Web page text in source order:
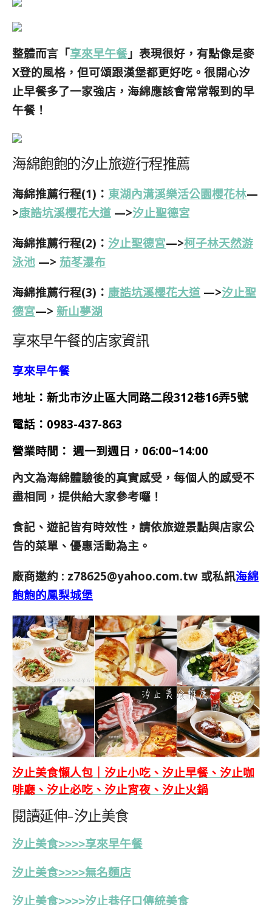
整體而言「享來早午餐 」表現很好，有點像是麥
X登的風格，但可頌跟漢堡都更好吃。 很開心汐
止早餐多了一家強店，海綿應該會常常報到的早
午餐 ！
海綿飽飽的汐止旅遊行程推薦
海綿推薦行程(1)： 東湖內溝溪樂活公園櫻花林—
>康誥坑溪櫻花大道 —>汐止聖德宮
海綿推薦行程(2)： 汐止聖德宮—>柯子林天然游
泳池 —> 茄苳瀑布
海綿推薦行程(3)： 康誥坑溪櫻花大道 —>汐止聖
德宮—> 新山夢湖
享來早午餐的店家資訊
享來早午餐
地址：新北市汐止區大同路二段312巷16弄5號
電話：0983-437-863
營業時間： 週一到週日，06:00~14:00
內文為海綿體驗後的真實感受，每個人的感受不
盡相同，提供給大家參考囉！
食記、遊記皆有時效性，請依旅遊景點與店家公
告的菜單、優惠活動為主。
廠商邀約 : z78625@yahoo.com.tw 或私訊海綿
飽飽的鳳梨城堡
汐止美食懶人包｜汐止小吃、汐止早餐、汐止咖
啡廳、汐止必吃、汐止宵夜、汐止火鍋
閱讀延伸-汐止美食
汐止美食>>>>享來早午餐
汐止美食>>>>無名麵店
汐止美食>>>>汐止巷仔口傳統美食